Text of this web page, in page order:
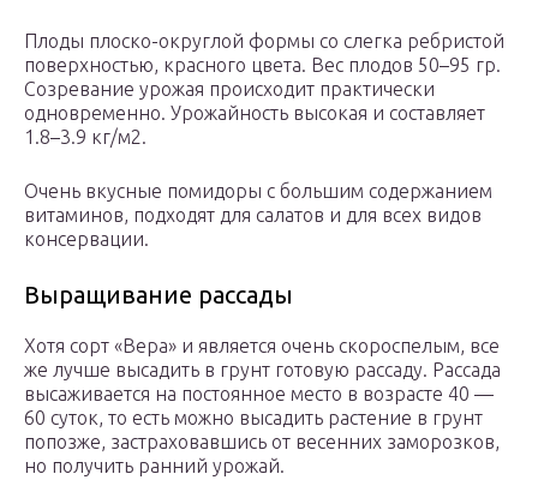
Плоды плоско-округлой формы со слегка ребристой
поверхностью, красного цвета. Вес плодов 50–95 гр.
Созревание урожая происходит практически
одновременно. Урожайность высокая и составляет
1.8–3.9 кг/м2.
Очень вкусные помидоры с большим содержанием
витаминов, подходят для салатов и для всех видов
консервации.
Выращивание рассады
Хотя сорт «Вера» и является очень скороспелым, все
же лучше высадить в грунт готовую рассаду. Рассада
высаживается на постоянное место в возрасте 40 —
60 суток, то есть можно высадить растение в грунт
попозже, застраховавшись от весенних заморозков,
но получить ранний урожай.